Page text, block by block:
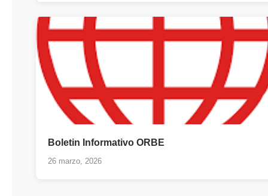
Boletin Informativo ORBE
26 marzo, 2026